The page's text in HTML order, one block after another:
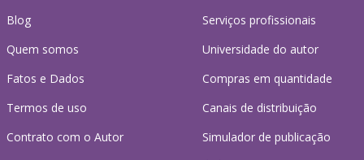
Blog
Quem somos
Fatos e Dados
Termos de uso
Contrato com o Autor
Serviços profissionais
Universidade do autor
Compras em quantidade
Canais de distribuição
Simulador de publicação